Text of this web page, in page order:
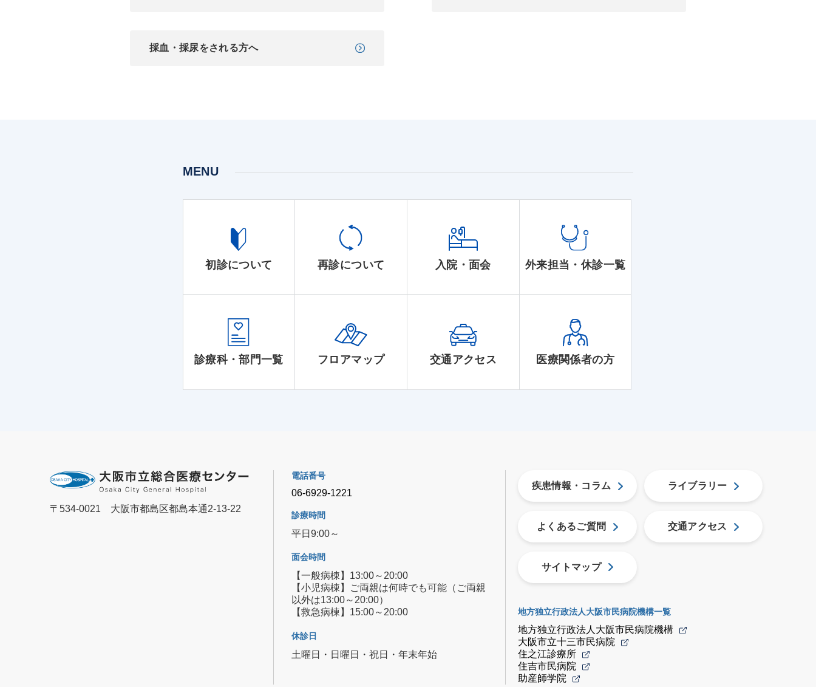
採血・採尿をされる方へ
MENU
初診について 再診について 入院・面会 外来担当・休診一覧
診療科・部門一覧 フロアマップ 交通アクセス 医療関係者の方
〒534-0021 大阪市都島区都島本通2-13-22
電話番号
06-6929-1221
診療時間
平日9:00～
面会時間
【一般病棟】13:00～20:00
【小児病棟】ご両親は何時でも可能（ご両親
以外は13:00～20:00）
【救急病棟】15:00～20:00
休診日
土曜日・日曜日・祝日・年末年始
疾患情報・コラム ライブラリー
よくあるご質問 交通アクセス
サイトマップ
地方独立行政法人大阪市民病院機構一覧
地方独立行政法人大阪市民病院機構
大阪市立十三市民病院
住之江診療所
住吉市民病院
助産師学院